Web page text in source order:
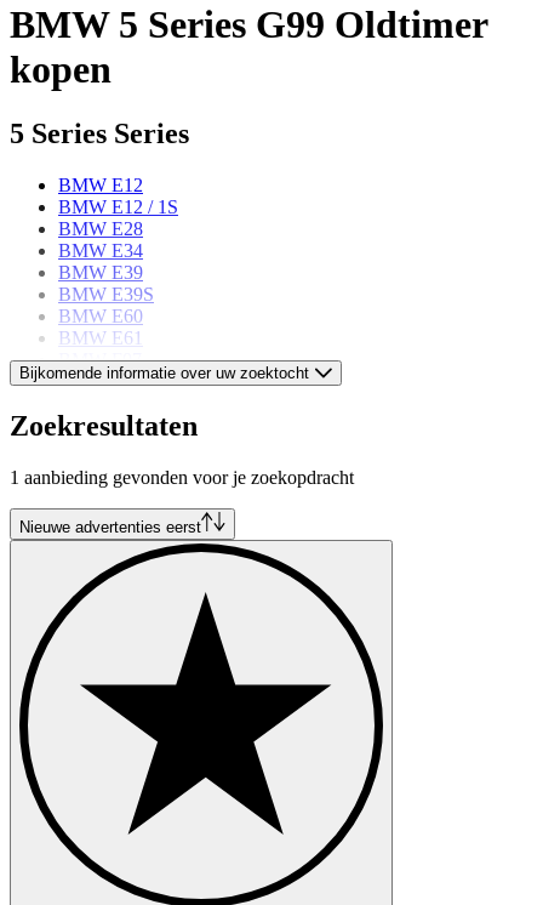
BMW 5 Series G99 Oldtimer
kopen
5 Series Series
BMW E12
BMW E12 / 1S
BMW E28
BMW E34
BMW E39
BMW E39S
BMW E60
BMW E61
BMW F07
BMW F10
BMW F90
BMW G31
BMW G61E
BMW models
BMW 02 Series
BMW 3 Series
BMW 328
BMW 503
BMW 6 Series
BMW 8 Series
BMW Z8
Bijkomende informatie over uw zoektocht
Zoekresultaten
1 aanbieding gevonden voor je zoekopdracht
Nieuwe advertenties eerst